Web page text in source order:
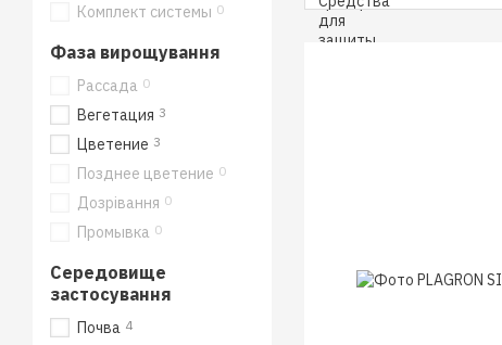
Комплект системы 0
Фаза вирощування
Рассада 0
Вегетация 3
Цветение 3
Позднее цветение 0
Дозрівання 0
Промывка 0
Середовище
застосування
Почва 4